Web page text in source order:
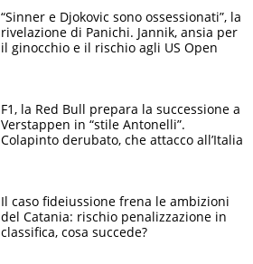
“Sinner e Djokovic sono ossessionati”, la
rivelazione di Panichi. Jannik, ansia per
il ginocchio e il rischio agli US Open
F1, la Red Bull prepara la successione a
Verstappen in “stile Antonelli”.
Colapinto derubato, che attacco all’Italia
Il caso fideiussione frena le ambizioni
del Catania: rischio penalizzazione in
classifica, cosa succede?